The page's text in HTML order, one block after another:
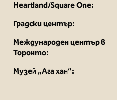
Heartland/Square One:
Градски център:
Международен център в
Торонто:
Музей „Ага хан“: